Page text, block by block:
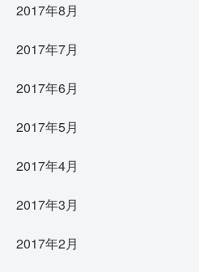
2017年8月
2017年7月
2017年6月
2017年5月
2017年4月
2017年3月
2017年2月